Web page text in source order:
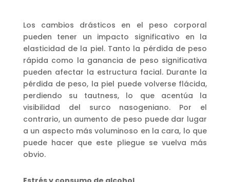
Los cambios drásticos en el peso corporal
pueden tener un impacto significativo en la
elasticidad de la piel. Tanto la pérdida de peso
rápida como la ganancia de peso significativa
pueden afectar la estructura facial. Durante la
pérdida de peso, la piel puede volverse flácida,
perdiendo su tautness, lo que acentúa la
visibilidad del surco nasogeniano. Por el
contrario, un aumento de peso puede dar lugar
a un aspecto más voluminoso en la cara, lo que
puede hacer que este pliegue se vuelva más
obvio.